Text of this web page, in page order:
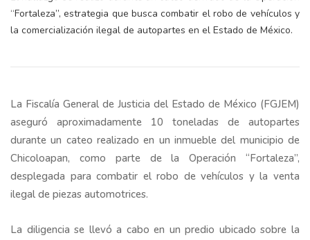
“Fortaleza”, estrategia que busca combatir el robo de vehículos y
la comercialización ilegal de autopartes en el Estado de México.
La Fiscalía General de Justicia del Estado de México (FGJEM)
aseguró aproximadamente 10 toneladas de autopartes
durante un cateo realizado en un inmueble del municipio de
Chicoloapan, como parte de la Operación “Fortaleza”,
desplegada para combatir el robo de vehículos y la venta
ilegal de piezas automotrices.
La diligencia se llevó a cabo en un predio ubicado sobre la